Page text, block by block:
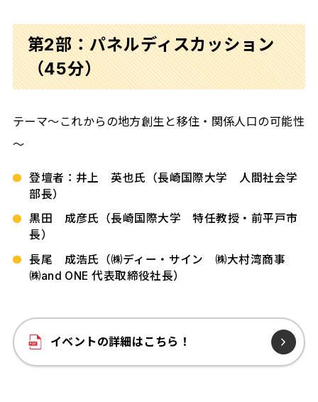
第2部：パネルディスカッション
（45分）
テーマ～これからの地方創生と移住・関係人口の可能性
～
登壇者：井上 英也氏（長崎国際大学 人間社会学
部長）
黒田 成彦氏（長崎国際大学 特任教授・前平戸市
長）
長尾 成浩氏（㈱ディー・サイン ㈱大村湾商事
㈱and ONE 代表取締役社長）
イベントの詳細はこちら！